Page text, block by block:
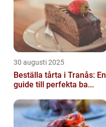
30 augusti 2025
Beställa tårta i Tranås: En
guide till perfekta ba...